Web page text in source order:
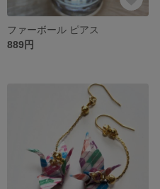
ファーボール ピアス
889円